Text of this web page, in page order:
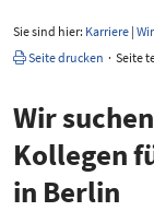
Sie sind hier: Karriere |
Seite drucken · Seite
Wir
Kollegen
in Berlin